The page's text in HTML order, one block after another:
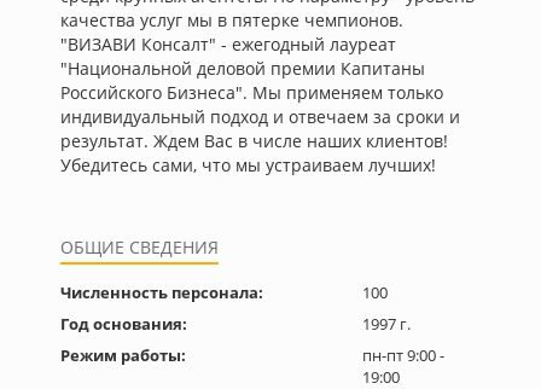
качества услуг мы в пятерке чемпионов.
"ВИЗАВИ Консалт" - ежегодный лауреат
"Национальной деловой премии Капитаны
Российского Бизнеса". Мы применяем только
индивидуальный подход и отвечаем за сроки и
результат. Ждем Вас в числе наших клиентов!
Убедитесь сами, что мы устраиваем лучших!
ОБЩИЕ СВЕДЕНИЯ
Численность персонала:
100
Год основания:
1997 г.
Режим работы:
пн-пт 9:00 -
19:00